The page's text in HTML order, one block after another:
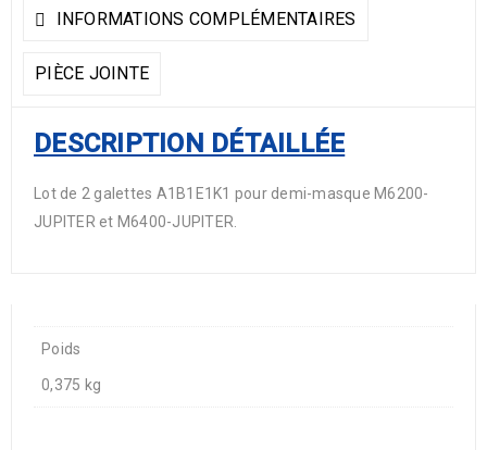
INFORMATIONS COMPLÉMENTAIRES
PIÈCE JOINTE
DESCRIPTION DÉTAILLÉE
Lot de 2 galettes A1B1E1K1 pour demi-masque M6200-
JUPITER et M6400-JUPITER.
Poids
0,375 kg